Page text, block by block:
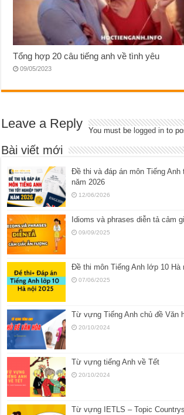
Tổng hợp 20 câu tiếng anh về tình yêu
09/05/2023
Leave a Reply You must be logged in to
Bài viết mới
Đề thi và đáp án môn Tiếng Anh
năm 2026
12/06/2026
Idioms và phrases diễn tả cảm
09/09/2025
Đề thi môn Tiếng Anh lớp 10 Hà
07/06/2025
Từ vựng Tiếng Anh chủ đề Văn
20/10/2024
Từ vựng tiếng Anh về Tết
20/10/2024
Từ vựng IETLS – Topic